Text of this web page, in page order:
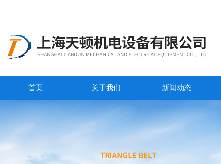
首页 关于我们 新闻动态